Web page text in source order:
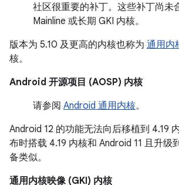
社区很重要的补丁。这些补丁尚未
Mainline 或长期 GKI 内核。
版本为 5.10 及更高的内核也称为 通用内
核。
Android 开源项目 (AOSP) 内核
请参阅 Android 通用内核。
Android 12 的功能无法向后移植到 4.19
布时搭载 4.19 内核和 Android 11 且升级
备类似。
通用内核映像 (GKI) 内核